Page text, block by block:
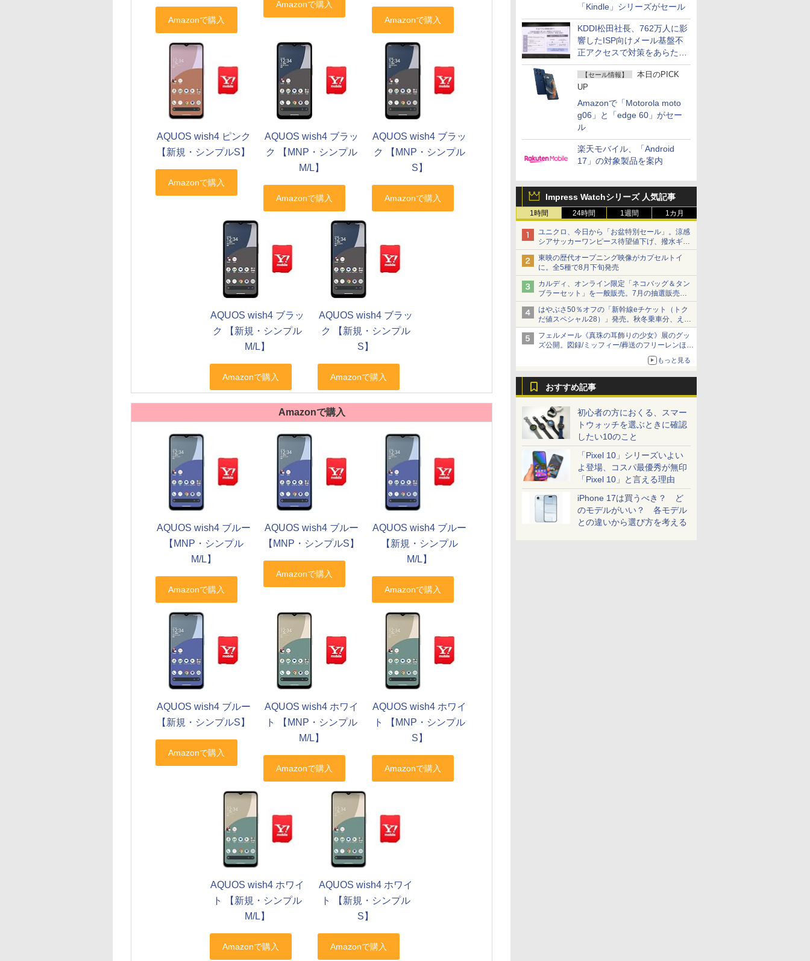
「Kindle」シリーズがセール
KDDI松田社長、762万人に影
響したISP向けメール基盤不
正アクセスで対策をあらため
て説明
【セール情報】
本日のPICK
UP
Amazonで「Motorola moto
g06」と「edge 60」がセー
ル
楽天モバイル、「Android
17」の対象製品を案内
Impress Watchシリーズ 人気記事
1時間 24時間 1週間 1カ月
ユニクロ、今日から「お盆特別セール」。涼感
シアサッカーワンピース待望値下げ、撥水ギア
ショーツは1990円に
東映の歴代オープニング映像がカプセルトイ
に。全5種で8月下旬発売
カルディ、オンライン限定「ネコバッグ＆タン
ブラーセット」を一般販売。7月の抽選販売の
当選無効分
はやぶさ50％オフの「新幹線eチケット（トク
だ値スペシャル28）」発売。秋冬乗車分、えき
ねっと限定
フェルメール《真珠の耳飾りの少女》展のグッ
ズ公開。図録/ミッフィー/葬送のフリーレンほ
もっと見る
おすすめ記事
初心者の方におくる、スマー
トウォッチを選ぶときに確認
したい10のこと
「Pixel 10」シリーズいよい
よ登場、コスパ最優秀が無印
「Pixel 10」と言える理由
iPhone 17は買うべき？ ど
のモデルがいい？ 各モデル
との違いから選び方を考える
AQUOS wish4 ピンク
【新規・シンプルS】
AQUOS wish4 ブラッ
ク 【MNP・シンプル
M/L】
AQUOS wish4 ブラッ
ク 【MNP・シンプル
S】
AQUOS wish4 ブラッ
ク 【新規・シンプル
M/L】
AQUOS wish4 ブラッ
ク 【新規・シンプル
S】
Amazonで購入
AQUOS wish4 ブルー
【MNP・シンプル
M/L】
AQUOS wish4 ブルー
【MNP・シンプルS】
AQUOS wish4 ブルー
【新規・シンプル
M/L】
AQUOS wish4 ブルー
【新規・シンプルS】
AQUOS wish4 ホワイ
ト 【MNP・シンプル
M/L】
AQUOS wish4 ホワイ
ト 【MNP・シンプル
S】
AQUOS wish4 ホワイ
ト 【新規・シンプル
M/L】
AQUOS wish4 ホワイ
ト 【新規・シンプル
S】